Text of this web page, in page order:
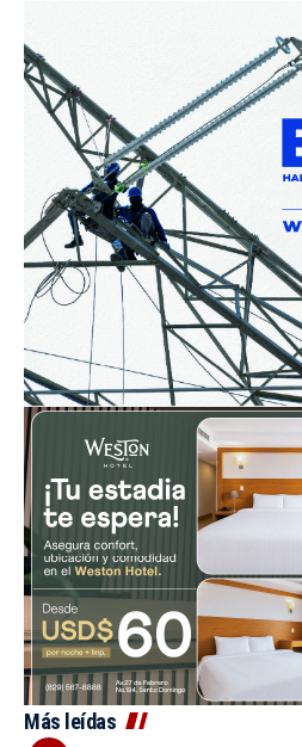
Más leídas